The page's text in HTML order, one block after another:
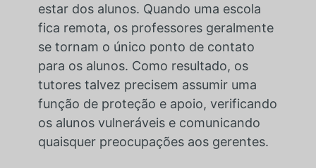
estar dos alunos. Quando uma escola
fica remota, os professores geralmente
se tornam o único ponto de contato
para os alunos. Como resultado, os
tutores talvez precisem assumir uma
função de proteção e apoio, verificando
os alunos vulneráveis e comunicando
quaisquer preocupações aos gerentes.